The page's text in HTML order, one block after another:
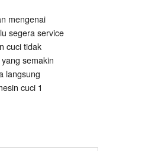
mengenai
segera service
cuci tidak
semakin
langsung
cuci 1